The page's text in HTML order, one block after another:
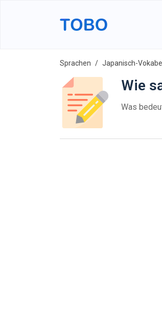
Sprachen Japanisch-
Wie
Was